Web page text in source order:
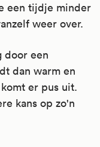
een tijdje minder
weer over.
door een
dan warm en
er pus uit.
kans op zo'n